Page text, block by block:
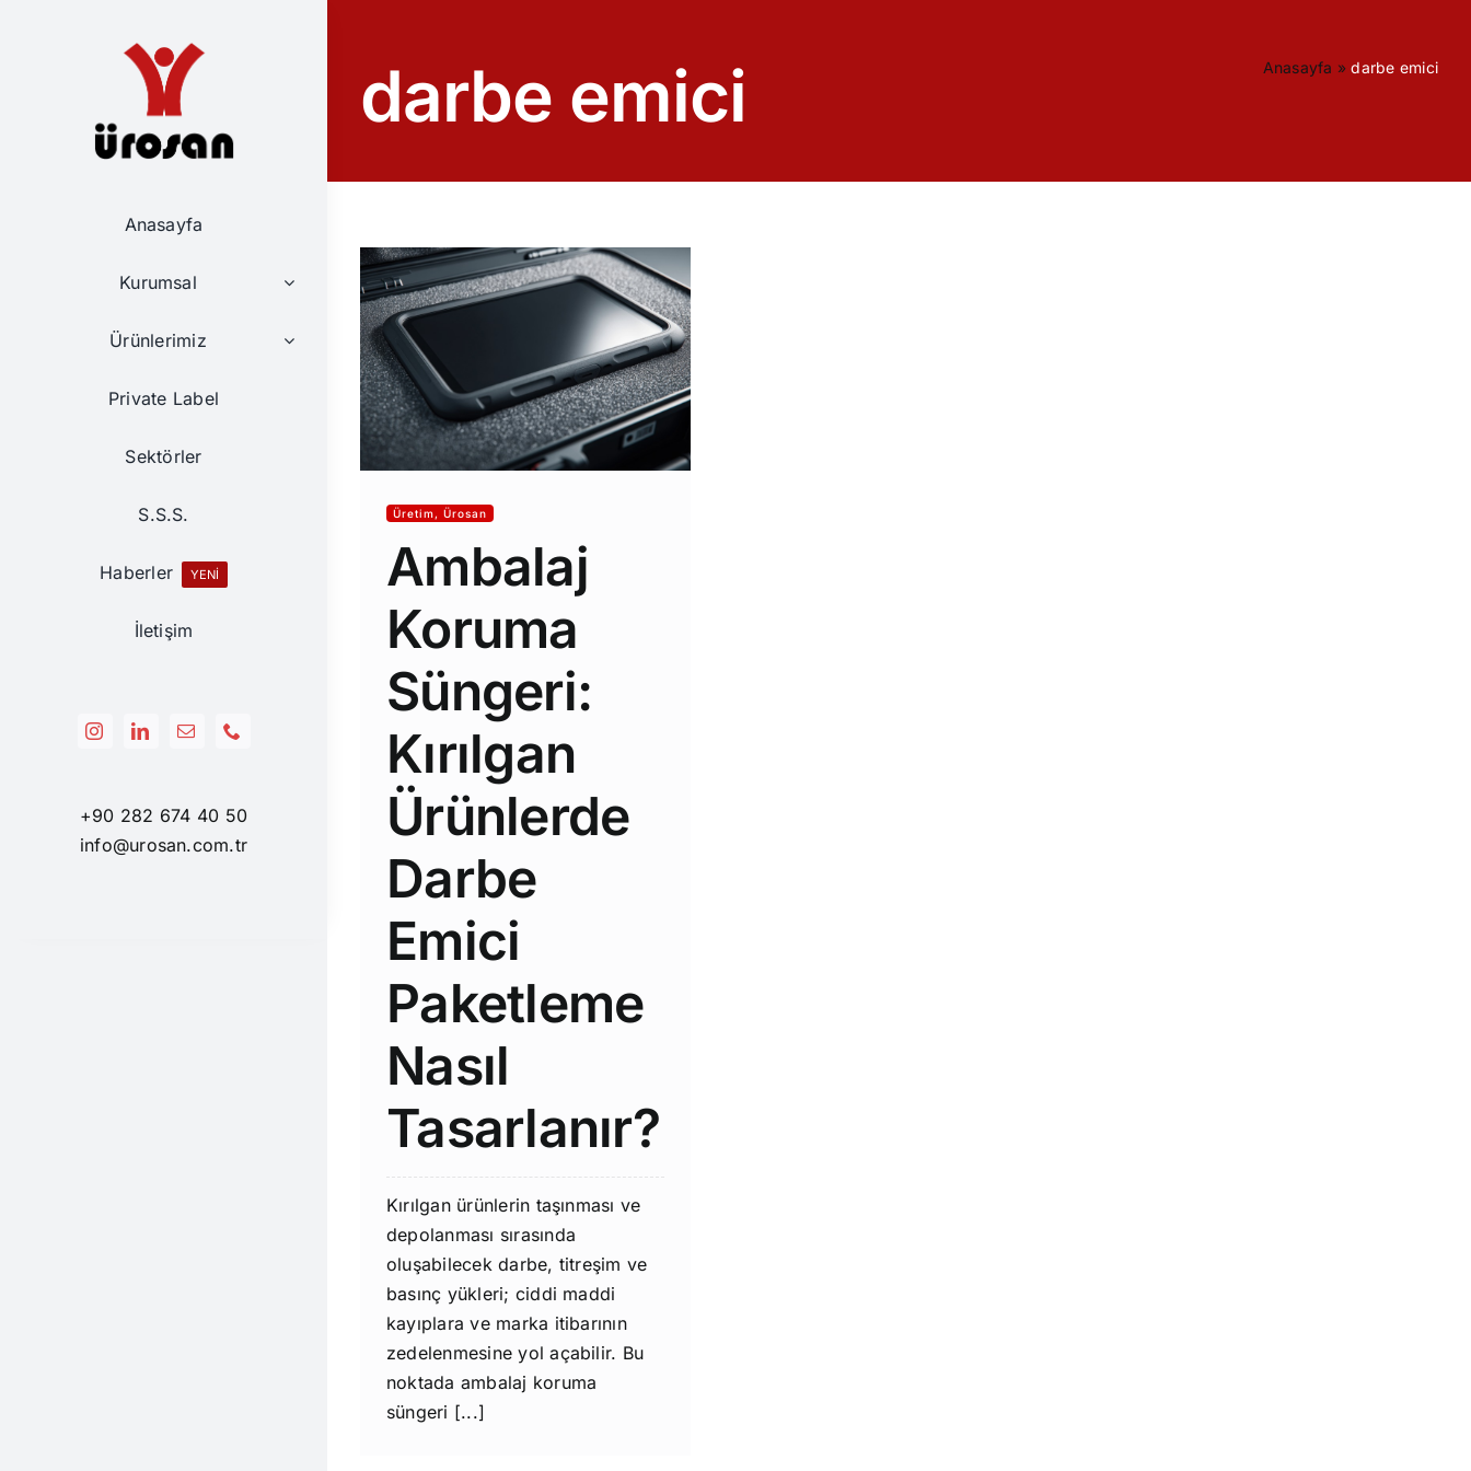
Anasayfa
Kurumsal
Ürünlerimiz
Private Label
Sektörler
S.S.S.
Haberler YENİ
İletişim
+90 282 674 40 50
info@urosan.com.tr
darbe emici Anasayfa »darbe emici
Üretim, Ürosan
Ambalaj
Koruma
Süngeri:
Kırılgan
Ürünlerde
Darbe
Emici
Paketleme
Nasıl
Tasarlanır?
Kırılgan ürünlerin taşınması ve
depolanması sırasında
oluşabilecek darbe, titreşim ve
basınç yükleri; ciddi maddi
kayıplara ve marka itibarının
zedelenmesine yol açabilir. Bu
noktada ambalaj koruma
süngeri [...]